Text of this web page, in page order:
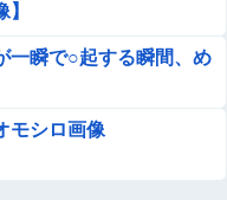
一瞬で○起する瞬間、め
モシロ画像